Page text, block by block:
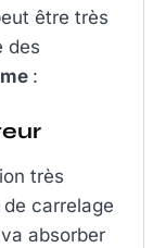
être très
des
:
très
carrelage
absorber